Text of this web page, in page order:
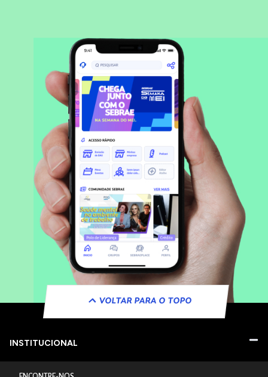
VOLTAR PARA O TOPO
INSTITUCIONAL